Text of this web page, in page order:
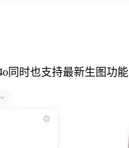
同时也支持最新生图功能